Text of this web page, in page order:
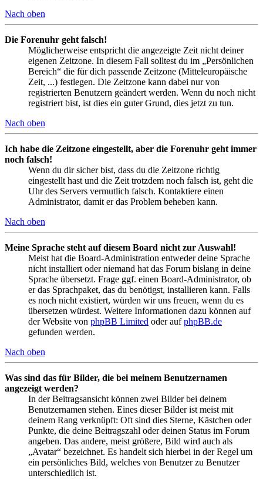
Nach oben
Die Forenuhr geht falsch!
Möglicherweise entspricht die angezeigte Zeit nicht deiner
eigenen Zeitzone. In diesem Fall solltest du im „Persönlichen
Bereich“ die für dich passende Zeitzone (Mitteleuropäische
Zeit, ...) festlegen. Die Zeitzone kann dabei nur von
registrierten Benutzern geändert werden. Wenn du noch nicht
registriert bist, ist dies ein guter Grund, dies jetzt zu tun.
Nach oben
Ich habe die Zeitzone eingestellt, aber die Forenuhr geht immer
noch falsch!
Wenn du dir sicher bist, dass du die Zeitzone richtig
eingestellt hast und die Zeit trotzdem noch falsch ist, geht die
Uhr des Servers vermutlich falsch. Kontaktiere einen
Administrator, damit er das Problem beheben kann.
Nach oben
Meine Sprache steht auf diesem Board nicht zur Auswahl!
Meist hat die Board-Administration entweder deine Sprache
nicht installiert oder niemand hat das Forum bislang in deine
Sprache übersetzt. Frage ggf. einen Board-Administrator, ob
er das Sprachpaket, das du benötigst, installieren kann. Falls
es noch nicht existiert, würden wir uns freuen, wenn du es
übersetzen würdest. Weitere Informationen dazu können auf
der Website von phpBB Limited oder aufphpBB.de
gefunden werden.
Nach oben
Was sind das für Bilder, die bei meinem Benutzernamen
angezeigt werden?
In der Beitragsansicht können zwei Bilder bei deinem
Benutzernamen stehen. Eines dieser Bilder ist meist mit
deinem Rang verknüpft: Oft sind dies Sterne, Kästchen oder
Punkte, die deine Beitragszahl oder deinen Status im Forum
angeben. Das andere, meist größere, Bild wird auch als
„Avatar“ bezeichnet. Es handelt sich hierbei in der Regel um
ein persönliches Bild, welches von Benutzer zu Benutzer
unterschiedlich ist.